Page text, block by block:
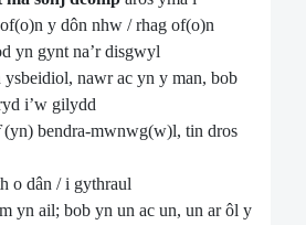
y dôn nhw / rhag of(o)n
yn gynt na’r disgwyl
ysbeidiol, nawr ac yn y man, bob
i’w gilydd
(yn) bendra-mwnwg(w)l, tin dros
o dân / i gythraul
yn ail; bob yn un ac un, un ar ôl y